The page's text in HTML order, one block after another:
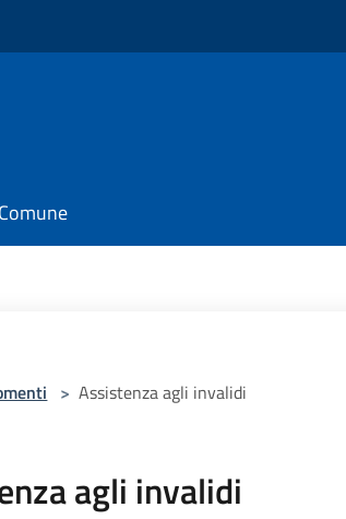
> Assistenza agli invalidi
agli invalidi